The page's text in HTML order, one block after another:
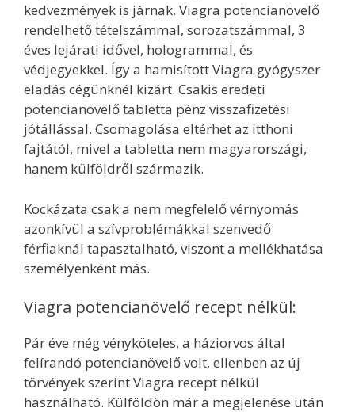
kedvezmények is járnak. Viagra potencianövelő
rendelhető tételszámmal, sorozatszámmal, 3
éves lejárati idővel, hologrammal, és
védjegyekkel. Így a hamisított Viagra gyógyszer
eladás cégünknél kizárt. Csakis eredeti
potencianövelő tabletta pénz visszafizetési
jótállással. Csomagolása eltérhet az itthoni
fajtától, mivel a tabletta nem magyarországi,
hanem külföldről származik.
Kockázata csak a nem megfelelő vérnyomás
azonkívül a szívproblémákkal szenvedő
férfiaknál tapasztalható, viszont a mellékhatása
személyenként más.
Viagra potencianövelő recept nélkül:
Pár éve még vényköteles, a háziorvos által
felírandó potencianövelő volt, ellenben az új
törvények szerint Viagra recept nélkül
használható. Külföldön már a megjelenése után